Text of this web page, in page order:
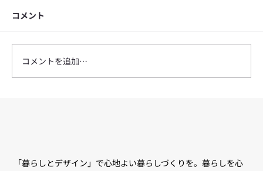
コメント
コメントを追加…
「暮らしとデザイン」で心地よい暮らしづくりを。暮らしを心